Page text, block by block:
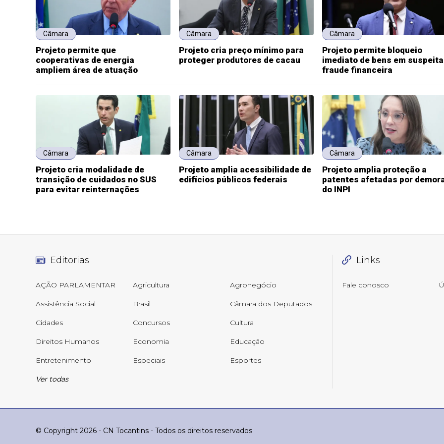
Câmara
Projeto permite que
cooperativas de energia
ampliem área de atuação
Câmara
Projeto cria preço mínimo para
proteger produtores de cacau
Câmara
Projeto permite bloqueio
imediato de bens em
fraude financeira
Câmara
Projeto cria modalidade de
transição de cuidados no SUS
para evitar reinternações
Câmara
Projeto amplia acessibilidade de
edifícios públicos federais
Câmara
Projeto amplia proteção a
patentes afetadas por
do INPI
Editorias
AÇÃO PARLAMENTAR Agricultura Agronegócio
Assistência Social Brasil Câmara dos Deputados
Cidades Concursos Cultura
Direitos Humanos Economia Educação
Entretenimento Especiais Esportes
Ver todas
Links
Fale conosco
© Copyright 2026 - CN Tocantins - Todos os direitos reservados